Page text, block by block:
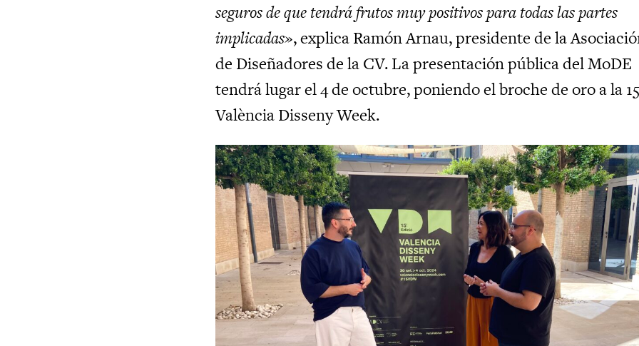
seguros de que tendrá frutos muy positivos para todas las partes
implicadas», explica Ramón Arnau, presidente de la
de Diseñadores de la CV. La presentación pública del MoDE
tendrá lugar el 4 de octubre, poniendo el broche de oro a la
València Disseny Week.